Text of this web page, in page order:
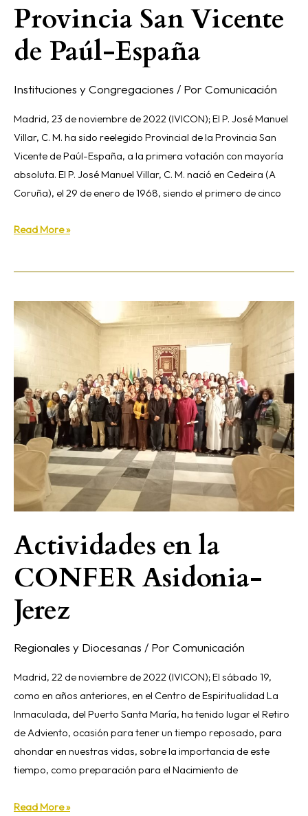
Provincia San Vicente
de Paúl-España
Instituciones y Congregaciones / Por Comunicación
Madrid, 23 de noviembre de 2022 (IVICON); El P. José Manuel
Villar, C. M. ha sido reelegido Provincial de la Provincia San
Vicente de Paúl-España, a la primera votación con mayoría
absoluta. El P. José Manuel Villar, C. M. nació en Cedeira (A
Coruña), el 29 de enero de 1968, siendo el primero de cinco
Read More »
Actividades en la
CONFER Asidonia-
Jerez
Regionales y Diocesanas / Por Comunicación
Madrid, 22 de noviembre de 2022 (IVICON); El sábado 19,
como en años anteriores, en el Centro de Espiritualidad La
Inmaculada, del Puerto Santa María, ha tenido lugar el Retiro
de Adviento, ocasión para tener un tiempo reposado, para
ahondar en nuestras vidas, sobre la importancia de este
tiempo, como preparación para el Nacimiento de
Actividades
en
Asidonia-
Jerez
Read More »